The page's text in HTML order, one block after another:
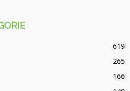
619
265
166